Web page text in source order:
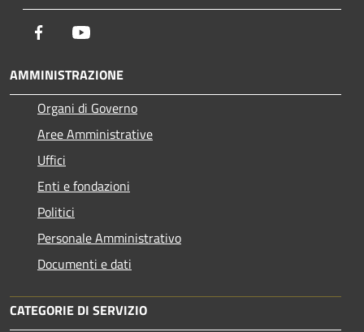
Facebook
AMMINISTRAZIONE
Organi di Governo
Aree Amministrative
Uffici
Enti e fondazioni
Politici
Personale Amministrativo
Documenti e dati
CATEGORIE DI SERVIZIO